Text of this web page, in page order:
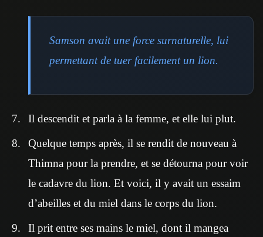
Samson avait une force surnaturelle, lui
permettant de tuer facilement un lion.
Il descendit et parla à la femme, et elle lui plut.
Quelque temps après, il se rendit de nouveau à
Thimna pour la prendre, et se détourna pour voir
le cadavre du lion. Et voici, il y avait un essaim
d’abeilles et du miel dans le corps du lion.
Il prit entre ses mains le miel, dont il mangea